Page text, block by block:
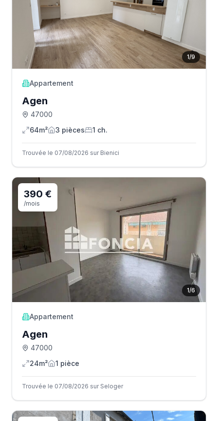
1/9
Appartement
Agen
47000
64m²
3 pièces 1 ch.
Trouvée le 07/08/2026 sur Bienici
1/6
390 €
/mois
Appartement
Agen
47000
24m²
1 pièce
Trouvée le 07/08/2026 sur Seloger